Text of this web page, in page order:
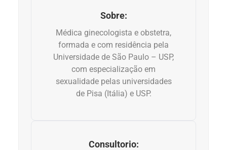
Vida Saudável
Saúde da mulher
Sobre:
Médica ginecologista e obstetra,
formada e com residência pela
Universidade de São Paulo – USP,
com especialização em
sexualidade pelas universidades
de Pisa (Itália) e USP.
Consultorio: